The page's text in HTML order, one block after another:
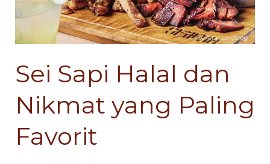
Sei Sapi Halal dan
Nikmat yang Paling
Favorit
yang
Paling
yang
Paling